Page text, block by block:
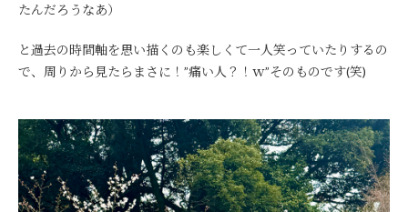
たんだろうなあ）
と過去の時間軸を思い描くのも楽しくて一人笑っていたりするの
で、周りから見たらまさに！”痛い人？！ｗ”そのものです(笑)